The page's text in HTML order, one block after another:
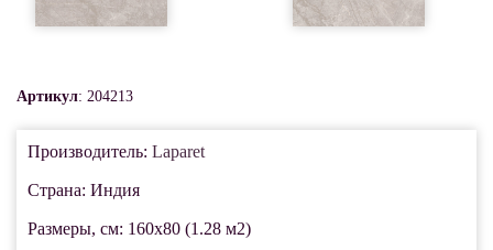
Артикул: 204213
Производитель: Laparet
Страна: Индия
Размеры, см: 160x80 (1.28 м2)